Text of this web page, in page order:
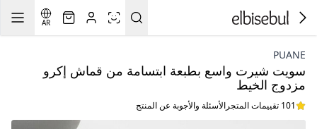
AR
PUANE
سويت شيرت واسع بطبعة ابتسامة من قماش إكرو
مزدوج الخيط
101 تقييمات المتجر الأسئلة والأجوبة عن المنتج